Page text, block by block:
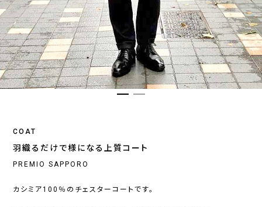
COAT
羽織るだけで様になる上質コート
PREMIO SAPPORO
カシミア100％のチェスターコートです。